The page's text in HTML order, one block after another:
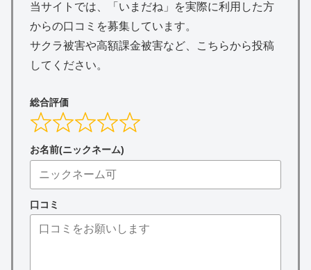
当サイトでは、「いまだね」を実際に利用した方
からの口コミを募集しています。
サクラ被害や高額課金被害など、こちらから投稿
してください。
総合評価
お名前(ニックネーム)
口コミ